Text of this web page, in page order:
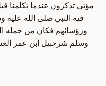
مؤتى تذكرون عندما تكلمنا
فيه النبي صلى الله
ورؤسائهم فكان من جمله
وسلم شرحبيل ابن عمر